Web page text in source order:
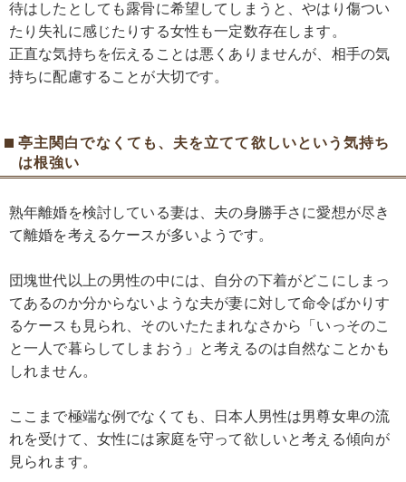
待はしたとしても露骨に希望してしまうと、やはり傷つい
たり失礼に感じたりする女性も一定数存在します。
正直な気持ちを伝えることは悪くありませんが、相手の気
持ちに配慮することが大切です。
亭主関白でなくても、夫を立てて欲しいという気持ち
は根強い
熟年離婚を検討している妻は、夫の身勝手さに愛想が尽き
て離婚を考えるケースが多いようです。
団塊世代以上の男性の中には、自分の下着がどこにしまっ
てあるのか分からないような夫が妻に対して命令ばかりす
るケースも見られ、そのいたたまれなさから「いっそのこ
と一人で暮らしてしまおう」と考えるのは自然なことかも
しれません。
ここまで極端な例でなくても、日本人男性は男尊女卑の流
れを受けて、女性には家庭を守って欲しいと考える傾向が
見られます。